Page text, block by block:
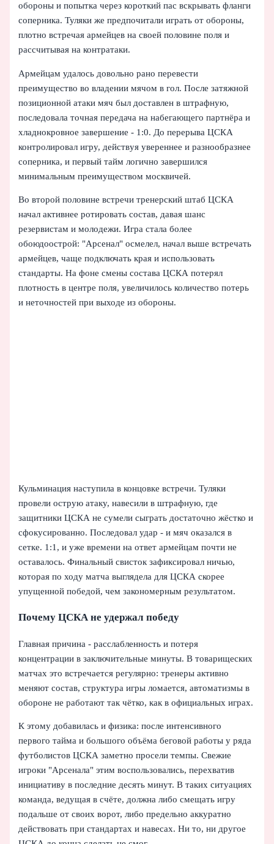
обороны и попытка через короткий пас вскрывать фланги
соперника. Туляки же предпочитали играть от обороны,
плотно встречая армейцев на своей половине поля и
рассчитывая на контратаки.
Армейцам удалось довольно рано перевести
преимущество во владении мячом в гол. После затяжной
позиционной атаки мяч был доставлен в штрафную,
последовала точная передача на набегающего партнёра и
хладнокровное завершение - 1:0. До перерыва ЦСКА
контролировал игру, действуя увереннее и разнообразнее
соперника, и первый тайм логично завершился
минимальным преимуществом москвичей.
Во второй половине встречи тренерский штаб ЦСКА
начал активнее ротировать состав, давая шанс
резервистам и молодежи. Игра стала более
обоюдоострой: "Арсенал" осмелел, начал выше встречать
армейцев, чаще подключать края и использовать
стандарты. На фоне смены состава ЦСКА потерял
плотность в центре поля, увеличилось количество потерь
и неточностей при выходе из обороны.
Кульминация наступила в концовке встречи. Туляки
провели острую атаку, навесили в штрафную, где
защитники ЦСКА не сумели сыграть достаточно жёстко и
сфокусированно. Последовал удар - и мяч оказался в
сетке. 1:1, и уже времени на ответ армейцам почти не
оставалось. Финальный свисток зафиксировал ничью,
которая по ходу матча выглядела для ЦСКА скорее
упущенной победой, чем закономерным результатом.
Почему ЦСКА не удержал победу
Главная причина - расслабленность и потеря
концентрации в заключительные минуты. В товарищеских
матчах это встречается регулярно: тренеры активно
меняют состав, структура игры ломается, автоматизмы в
обороне не работают так чётко, как в официальных играх.
К этому добавилась и физика: после интенсивного
первого тайма и большого объёма беговой работы у ряда
футболистов ЦСКА заметно просели темпы. Свежие
игроки "Арсенала" этим воспользовались, перехватив
инициативу в последние десять минут. В таких ситуациях
команда, ведущая в счёте, должна либо смещать игру
подальше от своих ворот, либо предельно аккуратно
действовать при стандартах и навесах. Ни то, ни другое